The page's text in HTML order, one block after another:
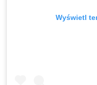
Wyświetl